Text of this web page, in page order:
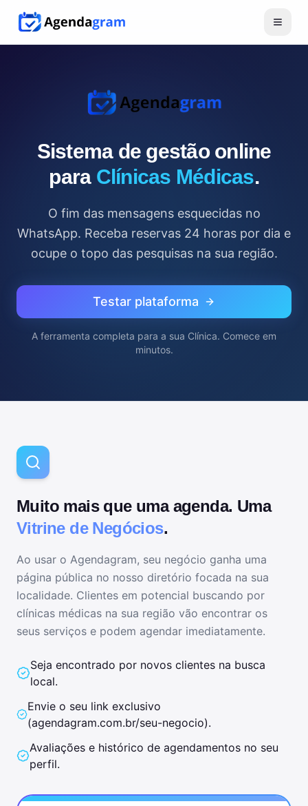
Sistema de gestão online
para Clínicas Médicas.
O fim das mensagens esquecidas no
WhatsApp. Receba reservas 24 horas por dia e
ocupe o topo das pesquisas na sua região.
Testar plataforma
A ferramenta completa para a sua Clínica. Comece em
minutos.
Muito mais que uma agenda. Uma
Vitrine de Negócios.
Ao usar o Agendagram, seu negócio ganha uma
página pública no nosso diretório focada na sua
localidade. Clientes em potencial buscando por
clínicas médicas na sua região vão encontrar os
seus serviços e podem agendar imediatamente.
Seja encontrado por novos clientes na busca
local.
Envie o seu link exclusivo
(agendagram.com.br/seu-negocio).
Avaliações e histórico de agendamentos no seu
perfil.